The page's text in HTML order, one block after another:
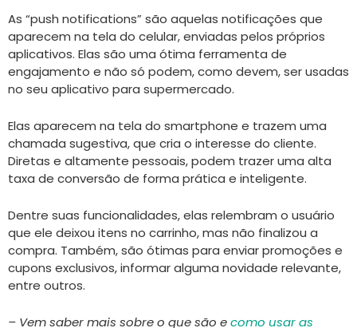
As “push notifications” são aquelas notificações que
aparecem na tela do celular, enviadas pelos próprios
aplicativos. Elas são uma ótima ferramenta de
engajamento e não só podem, como devem, ser usadas
no seu aplicativo para supermercado.
Elas aparecem na tela do smartphone e trazem uma
chamada sugestiva, que cria o interesse do cliente.
Diretas e altamente pessoais, podem trazer uma alta
taxa de conversão de forma prática e inteligente.
Dentre suas funcionalidades, elas relembram o usuário
que ele deixou itens no carrinho, mas não finalizou a
compra. Também, são ótimas para enviar promoções e
cupons exclusivos, informar alguma novidade relevante,
entre outros.
– Vem saber mais sobre o que são ecomo usar as